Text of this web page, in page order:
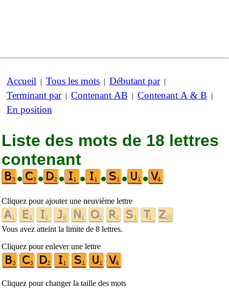
Accueil | Tous les mots | Débutant par|
Terminant par| Contenant AB | Contenant A & B |
En position
Liste des mots de 18 lettres
contenant
•
• • • • • •
Cliquez pour ajouter une neuvième lettre
Vous avez atteint la limite de 8 lettres.
Cliquez pour enlever une lettre
Cliquez pour changer la taille des mots